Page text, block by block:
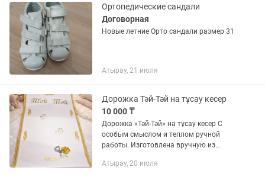
Ортопедические сандали
Договорная
Новые летние Орто сандали размер 31
Атырау, 21 июля
Дорожка Тәй-Тәй на тұсау кесер
10 000 ₸
Дорожка «Тәй-Тәй» на тұсау кесер С
особым смыслом и теплом ручной
работы. Изготовлена вручную из
м, ширина 1 м. Золотая надпись
Атырау, 20 июля